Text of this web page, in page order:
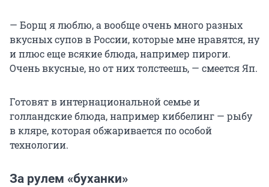
— Борщ я люблю, а вообще очень много разных
вкусных супов в России, которые мне нравятся, ну
и плюс еще всякие блюда, например пироги.
Очень вкусные, но от них толстеешь, — смеется Яп.
Готовят в интернациональной семье и
голландские блюда, например киббелинг — рыбу
в кляре, которая обжаривается по особой
технологии.
За рулем «буханки»